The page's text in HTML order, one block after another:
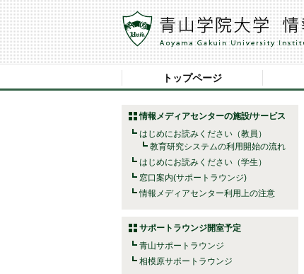
トップページ
情報メディアセンターの施設/サービス
はじめにお読みください（教員）
教育研究システムの利用開始の流れ
はじめにお読みください（学生）
窓口案内(サポートラウンジ)
情報メディアセンター利用上の注意
サポートラウンジ開室予定
青山サポートラウンジ
相模原サポートラウンジ